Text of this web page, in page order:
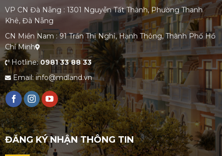
VP CN Đà Nẵng : 1301 Nguyễn Tất Thành, Phường Thanh
Khê, Đà Nẵng
CN Miền Nam : 91 Trần Thị Nghỉ, Hạnh Thông, Thành Phố Hồ
Chí Minh
Hotline:0981 33 88 33
Email: info@mdland.vn
ĐĂNG KÝ NHẬN THÔNG TIN